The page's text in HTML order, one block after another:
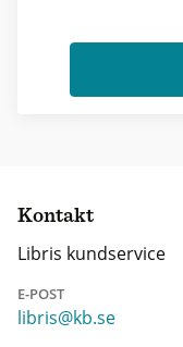
Kontakt
Libris kundservice
E-POST
libris@kb.se